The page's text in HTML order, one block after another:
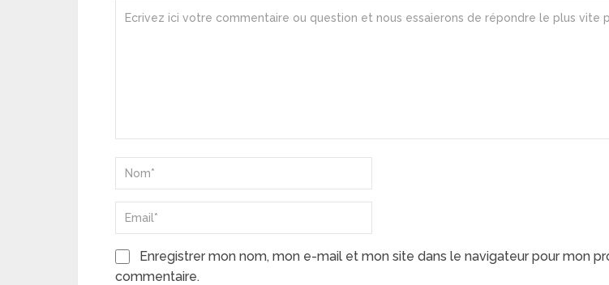
Enregistrer mon nom, mon e-mail et mon site dans le navigateur pour mon
commentaire.